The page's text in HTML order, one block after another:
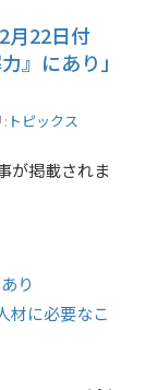
月22日付
』にあり」
: トピックス
が掲載されま
り
材に必要なこ